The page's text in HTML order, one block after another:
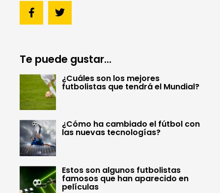
Te puede gustar...
¿Cuáles son los mejores
futbolistas que tendrá el Mundial?
¿Cómo ha cambiado el fútbol con
las nuevas tecnologías?
Estos son algunos futbolistas
famosos que han aparecido en
películas